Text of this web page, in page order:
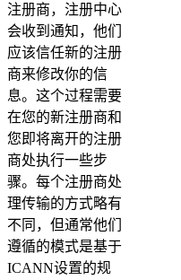
注册商，注册中心
会收到通知，他们
应该信任新的注册
商来修改你的信
息。这个过程需要
在您的新注册商和
您即将离开的注册
商处执行一些步
骤。每个注册商处
理传输的方式略有
不同，但通常他们
遵循的模式是基于
ICANN设置的规